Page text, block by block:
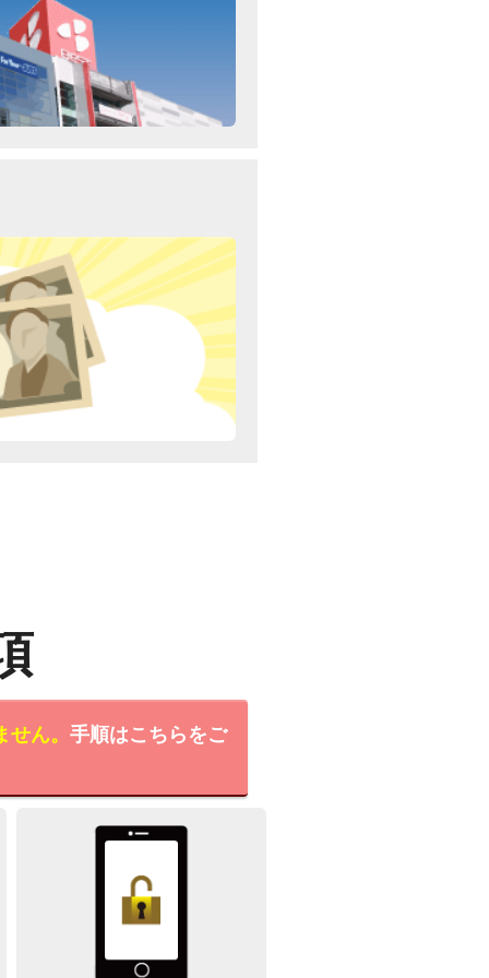
ん。 手順はこちらをご